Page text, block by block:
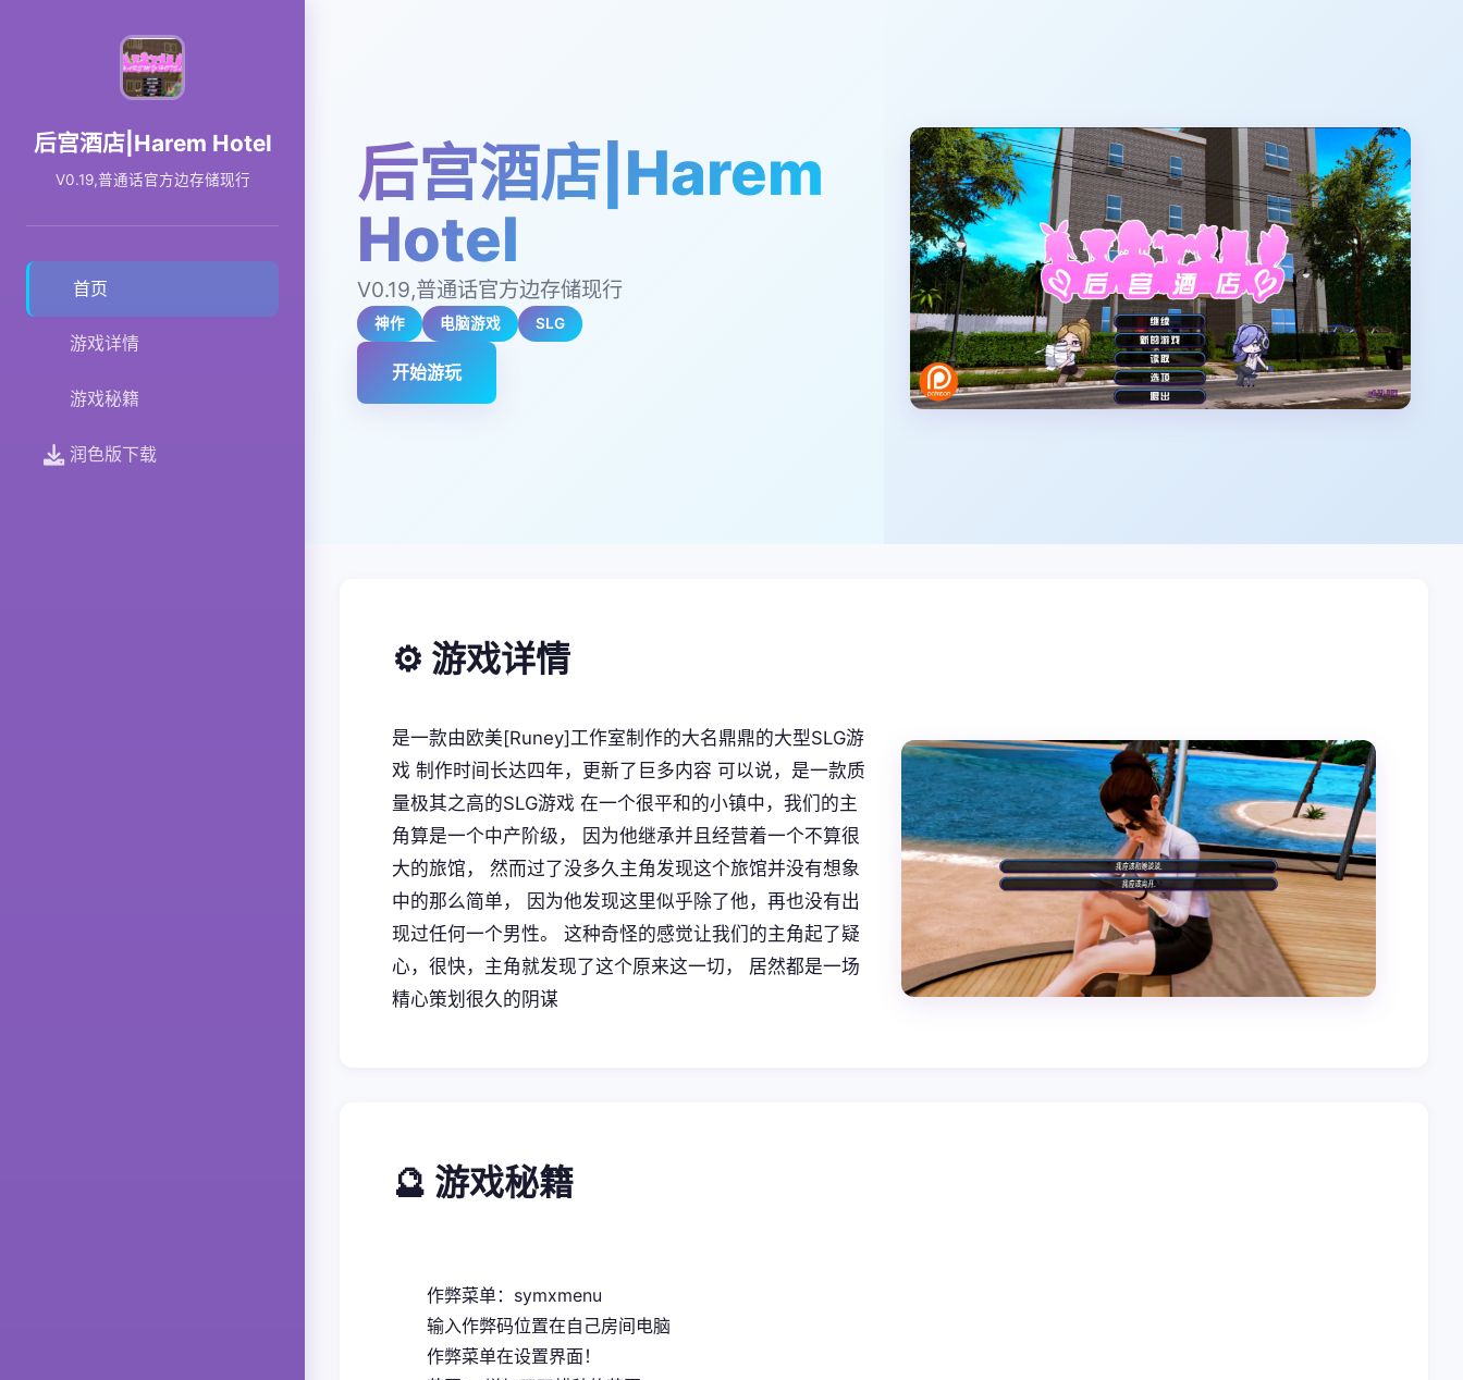
后宫酒店|Harem Hotel
V0.19,普通话官方边存储现行
首页
游戏详情
游戏秘籍
润色版下载
后宫酒店|Harem
Hotel
V0.19,普通话官方边存储现行
神作 电脑游戏 SLG
开始游玩
⚙️ 游戏详情
是一款由欧美[Runey]工作室制作的大名鼎鼎的大型SLG游
戏 制作时间长达四年，更新了巨多内容 可以说，是一款质
量极其之高的SLG游戏 在一个很平和的小镇中，我们的主
角算是一个中产阶级， 因为他继承并且经营着一个不算很
大的旅馆， 然而过了没多久主角发现这个旅馆并没有想象
中的那么简单， 因为他发现这里似乎除了他，再也没有出
现过任何一个男性。 这种奇怪的感觉让我们的主角起了疑
心，很快，主角就发现了这个原来这一切， 居然都是一场
精心策划很久的阴谋
🔮 游戏秘籍
作弊菜单：symxmenu
输入作弊码位置在自己房间电脑
作弊菜单在设置界面！